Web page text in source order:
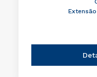
Extensão